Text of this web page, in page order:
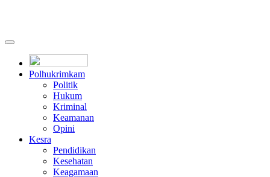
Polhukrimkam
Politik
Hukum
Kriminal
Keamanan
Opini
Kesra
Pendidikan
Kesehatan
Keagamaan